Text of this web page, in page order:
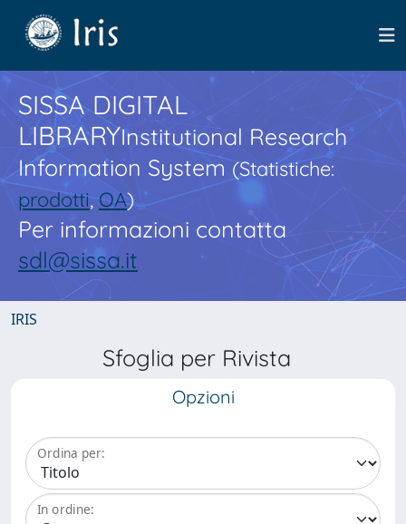
SISSA DIGITAL
LIBRARYInstitutional Research
Information System(Statistiche:
prodotti,OA)
Per informazioni contatta
sdl@sissa.it
IRIS
Sfoglia per Rivista
Opzioni
Ordina per:
In ordine: